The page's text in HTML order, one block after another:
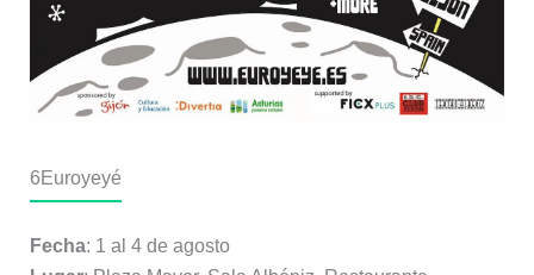
6 Euroyeyé
Fecha: 1 al 4 de agosto